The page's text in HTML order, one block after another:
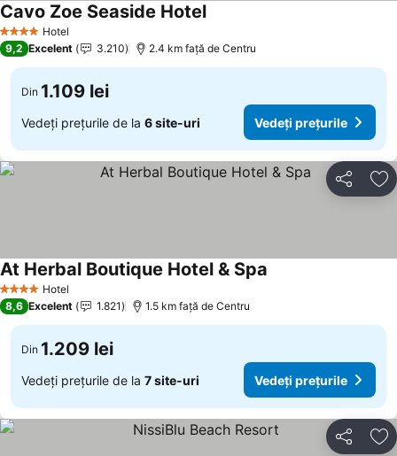
4 Stele Hotel
Cavo Zoe Seaside HotelVedeți prețurile
9,2 Excelent 3.210 2.4 km faţă de Centru
Din 1.109 lei
Vedeți prețurile de la 6 site-uri Vedeți prețurile
Distribuiți
4 Stele Hotel
At Herbal Boutique Hotel & Spa
8,6 Excelent 1.821 1.5 km faţă de Centru
Din 1.209 lei
Vedeți prețurile de la 7 site-uri Vedeți prețurile
Distribuiți